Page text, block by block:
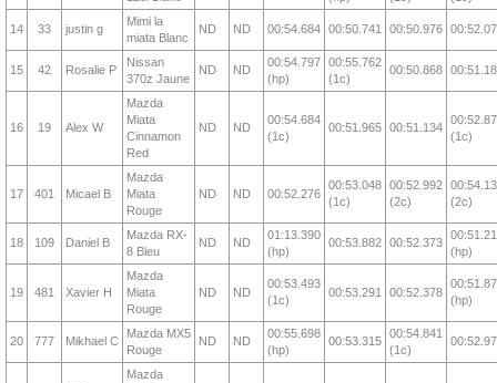
14 33 justin g
Mimi la
miata Blanc
ND ND 00:54.684 00:50.741 00:50.976
15 42 Rosalie P
Nissan
370z Jaune
ND ND
00:54.797
(hp)
00:55.762
(1c)
00:50.868
16 19 Alex W
Mazda
Miata
Cinnamon
Red
ND ND
00:54.684
(1c)
00:51.965 00:51.134
(1c)
17 401 Micael B
Mazda
Miata
Rouge
ND ND 00:52.276
00:53.048
(1c)
00:52.992
(2c)
(2c)
18 109 Daniel B
Mazda RX-
8 Bleu
ND ND
01:13.390
(hp)
00:53.882 00:52.373
(hp)
19 481 Xavier H
Mazda
Miata
Rouge
ND ND
00:53.493
(1c)
00:53.291 00:52.378
(hp)
20 777 Mikhael C
Mazda MX5
Rouge
ND ND
00:55.698
(hp)
00:53.315
00:54.841
(1c)
Mazda